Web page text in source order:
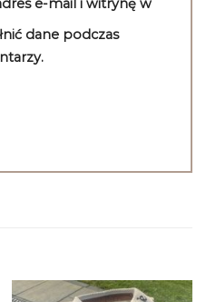
e-mail i witrynę w
dane podczas